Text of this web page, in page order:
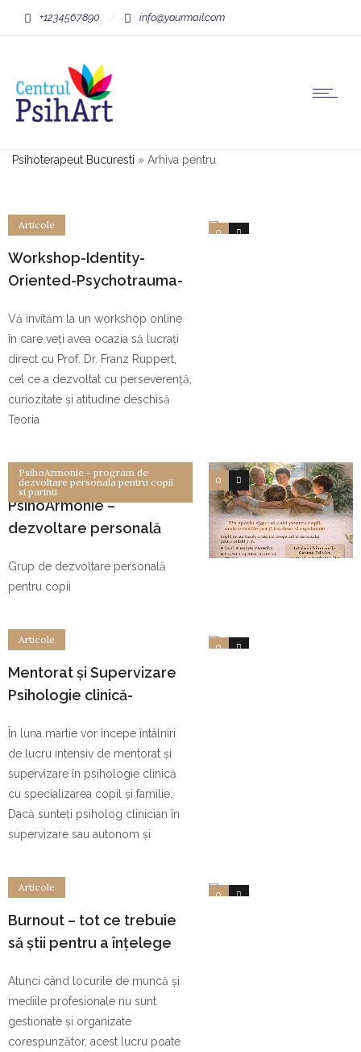
+1234567890 info@yourmail.com
Psihoterapeut Bucuresti » Arhiva pentru
0 0
Articole
Workshop-Identity-
Oriented-Psychotrauma-
Vă invităm la un workshop online
în care veți avea ocazia să lucrați
direct cu Prof. Dr. Franz Ruppert,
cel ce a dezvoltat cu perseverență,
curiozitate și atitudine deschisă
Teoria
0 0
PsihoArmonie - program de
dezvoltare personala pentru copii
si parinti
PsihoArmonie –
dezvoltare personală
Grup de dezvoltare personală
pentru copii
0 0
Articole
Mentorat și Supervizare
Psihologie clinică-
familiei.
În luna martie vor începe întâlniri
de lucru intensiv de mentorat și
supervizare în psihologie clinică
cu specializarea copil și familie.
Dacă sunteți psiholog clinician în
supervizare sau autonom și
0 0
Articole
Burnout – tot ce trebuie
să știi pentru a înțelege
Atunci când locurile de muncă și
mediile profesionale nu sunt
gestionate și organizate
corespunzător, acest lucru poate